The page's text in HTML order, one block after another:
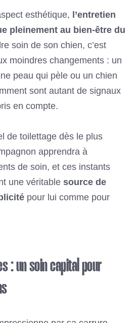
esthétique, l’entretien
pleinement au bien-être du
soin de son chien, c’est
moindres changements : un
peau qui pèle ou un chien
sont autant de signaux
en compte.
de toilettage dès le plus
apprendra à
de soin, et ces instants
une véritable source de
pour lui comme pour
: un soin capital pour